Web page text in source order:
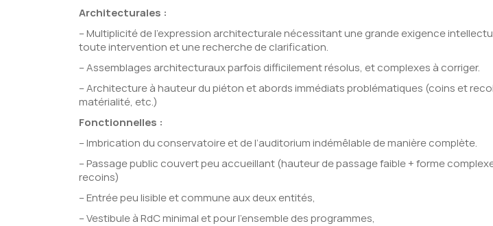
Architecturales :
– Multiplicité de l’expression architecturale nécessitant une grande exigence
toute intervention et une recherche de clarification.
– Assemblages architecturaux parfois difficilement résolus, et complexes à corriger.
– Architecture à hauteur du piéton et abords immédiats problématiques (coins et
matérialité, etc.)
Fonctionnelles :
– Imbrication du conservatoire et de l’auditorium indémêlable de manière complète.
– Passage public couvert peu accueillant (hauteur de passage faible + forme
recoins)
– Entrée peu lisible et commune aux deux entités,
– Vestibule à RdC minimal et pour l’ensemble des programmes,